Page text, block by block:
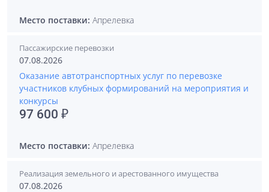
Место поставки: Апрелевка
Пассажирские перевозки
07.08.2026
Оказание автотранспортных услуг по перевозке
участников клубных формирований на мероприятия и
конкурсы
97 600 ₽
Место поставки: Апрелевка
Реализация земельного и арестованного имущества
07.08.2026